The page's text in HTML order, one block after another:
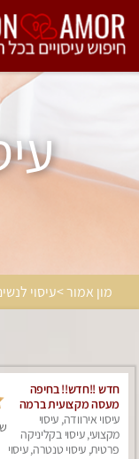
מון אמור >עיסוי
חדש !!חדש!! בחיפה
מעסה מקצועית ברמה
גבוה
עיסוי אירוודה, עיסוי
מקצועי, עיסוי בקליניקה
פרטית, עיסוי טנטרה, עיסוי